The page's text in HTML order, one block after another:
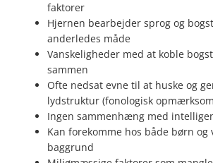
faktorer
Hjernen bearbejder sprog og
anderledes måde
Vanskeligheder med at koble
sammen
Ofte nedsat evne til at huske og
lydstruktur (fonologisk
Ingen sammenhæng med
Kan forekomme hos både børn og
baggrund